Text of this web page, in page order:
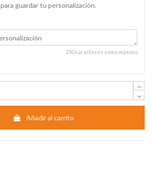
guardar tu personalización.
250 caracteres como máximo
Añadir al carrito